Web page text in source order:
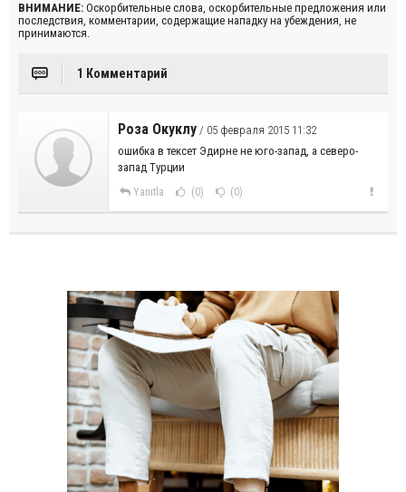
ВНИМАНИЕ: Оскорбительные слова, оскорбительные предложения или
последствия, комментарии, содержащие нападку на убеждения, не
принимаются.
1 Комментарий
Роза Окуклу / 05 февраля 2015 11:32
ошибка в тексет Эдирне не юго-запад, а северо-
запад Турции
Yanıtla (0) (0)